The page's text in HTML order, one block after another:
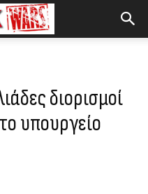
διορισμοί
υπουργείο